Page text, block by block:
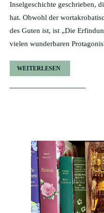
Inselgeschichte geschrieben,
hat. Obwohl der
des Guten ist, ist „Die
vielen wunderbaren
WEITERLESEN